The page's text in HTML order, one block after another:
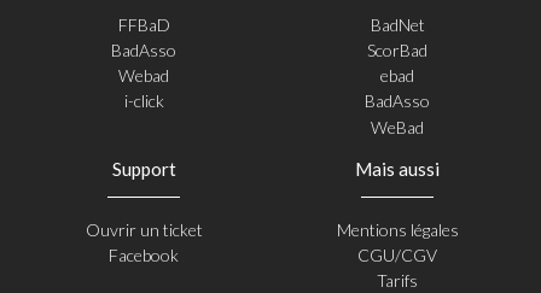
FFBaD
BadAsso
Webad
i-click
BadNet
ScorBad
ebad
BadAsso
WeBad
Support
Ouvrir un ticket
Facebook
Mais aussi
Mentions légales
CGU/CGV
Tarifs